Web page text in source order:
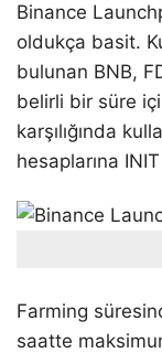
Binance
oldukça basit.
bulunan BNB,
belirli bir süre
karşılığında
hesaplarına
Farming
saatte